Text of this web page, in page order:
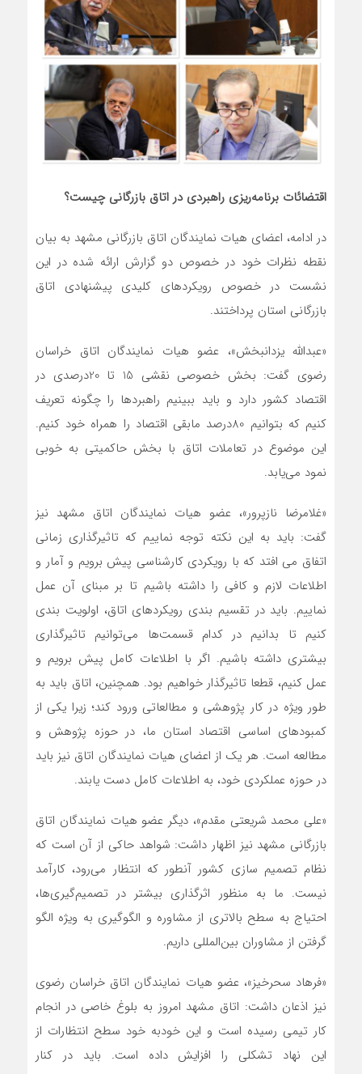
اقتضائات برنامه‌ریزی راهبردی در اتاق بازرگانی چیست؟
در ادامه، اعضای هیات نمایندگان اتاق بازرگانی مشهد به بیان
نقطه نظرات خود در خصوص دو گزارش ارائه شده در این
نشست در خصوص رویکردهای کلیدی پیشنهادی اتاق
بازرگانی استان پرداختند.
«عبدالله یزدانبخش»، عضو هیات نمایندگان اتاق خراسان
رضوی گفت: بخش خصوصی نقشی 15 تا 20درصدی در
اقتصاد کشور دارد و باید ببینیم راهبردها را چگونه تعریف
کنیم که بتوانیم 80درصد مابقی اقتصاد را همراه خود کنیم.
این موضوع در تعاملات اتاق با بخش حاکمیتی به خوبی
نمود می‌یابد.
«غلامرضا نازپرور»، عضو هیات نمایندگان اتاق مشهد نیز
گفت: باید به این نکته توجه نماییم که تاثیرگذاری زمانی
اتفاق می افتد که با رویکردی کارشناسی پیش برویم و آمار و
اطلاعات لازم و کافی را داشته باشیم تا بر مبنای آن عمل
نماییم. باید در تقسیم بندی رویکردهای اتاق، اولویت بندی
کنیم تا بدانیم در کدام قسمت‌ها می‌توانیم تاثیرگذاری
بیشتری داشته باشیم. اگر با اطلاعات کامل پیش برویم و
عمل کنیم، قطعا تاثیرگذار خواهیم بود. همچنین، اتاق باید به
طور ویژه در کار پژوهشی و مطالعاتی ورود کند؛ زیرا یکی از
کمبودهای اساسی اقتصاد استان ما، در حوزه پژوهش و
مطالعه است. هر یک از اعضای هیات نمایندگان اتاق نیز باید
در حوزه عملکردی خود، به اطلاعات کامل دست یابند.
«علی محمد شریعتی مقدم»، دیگر عضو هیات نمایندگان اتاق
بازرگانی مشهد نیز اظهار داشت: شواهد حاکی از آن است که
نظام تصمیم سازی کشور آنطور که انتظار می‌رود، کارآمد
نیست. ما به منظور اثرگذاری بیشتر در تصمیم‌گیری‌ها،
احتیاج به سطح بالاتری از مشاوره و الگوگیری به ویژه الگو
گرفتن از مشاوران بین‌المللی داریم.
«فرهاد سحرخیز»، عضو هیات نمایندگان اتاق خراسان رضوی
نیز اذعان داشت: اتاق مشهد امروز به بلوغ خاصی در انجام
کار تیمی رسیده است و این خودبه خود سطح انتظارات از
این نهاد تشکلی را افزایش داده است. باید در کنار